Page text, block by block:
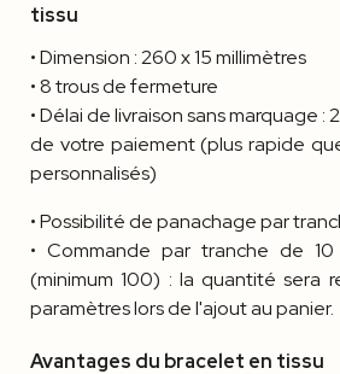
tissu
• Dimension : 260 x 15 millimètres
• 8 trous de fermeture
• Délai de livraison sans marquage :
de votre paiement (plus rapide
personnalisés)
• Possibilité de panachage par
• Commande par tranche de
(minimum 100) : la quantité sera
paramètres lors de l'ajout au panier.
Avantages du bracelet en tissu